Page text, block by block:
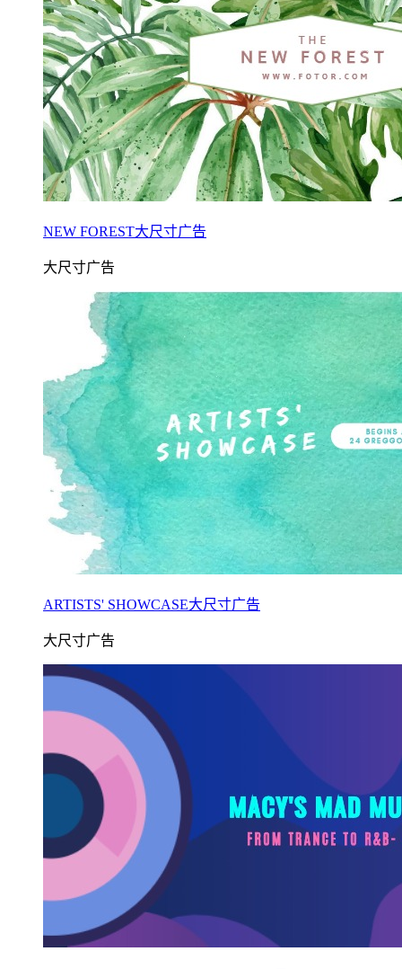
NEW FOREST大尺寸广告
大尺寸广告
ARTISTS' SHOWCASE大尺寸广告
大尺寸广告